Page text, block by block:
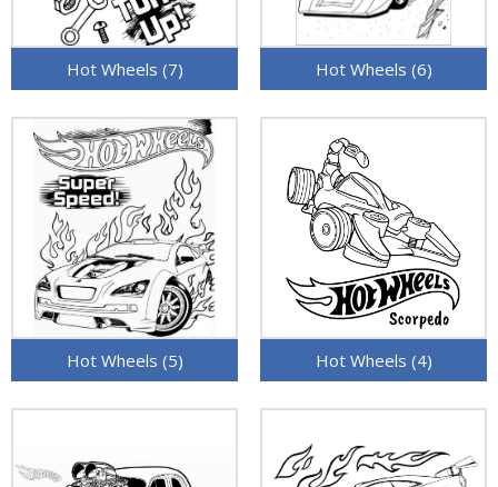
Hot Wheels (7) Hot Wheels (6)
Hot Wheels (5) Hot Wheels (4)